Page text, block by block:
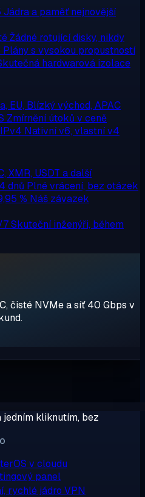
Jádra a paměť nejnovější
Žádné rotující disky, nikdy
Plány s vysokou propustností
hardwarová izolace
EU, Blízký východ, APAC
Zmírnění útoků v ceně
Nativní v6, vlastní v4
XMR, USDT a další
dnů Plné vrácení, bez otázek
% Náš závazek
7Skuteční inženýři, během
čisté NVMe a síť 40 Gbps v
kliknutím, bez
v cloudu
panel
rychlé jádro VPN